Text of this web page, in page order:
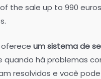
the sale up to 990
oferece um sistema de
quando há problemas
resolvidos e você